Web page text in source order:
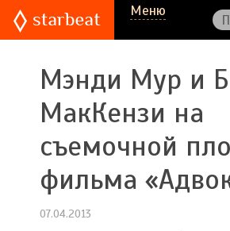
Меню
Мэнди Мур и
МакКензи на
съемочной
фильма
07.04.2013